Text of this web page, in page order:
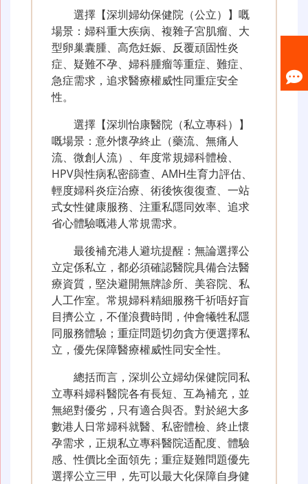
選擇【深圳婦幼保健院（公立）】嘅
場景：婦科重大疾病、複雜子宮肌瘤、大
型卵巢囊腫、高危妊娠、反覆頑固性炎
症、疑難不孕、婦科腫瘤等重症、難症、
急症需求，追求醫療權威性同重症安全
性。
選擇【深圳怡康醫院（私立專科）】
嘅場景：意外懷孕終止（藥流、無痛人
流、微創人流）、年度常規婦科體檢、
HPV與性病私密篩查、AMH生育力評估、
輕度婦科炎症治療、術後恢復復查、一站
式女性健康服務、注重私隱同效率、追求
省心體驗嘅港人常規需求。
最後補充港人避坑提醒：無論選擇公
立定係私立，都必須確認醫院具備合法醫
療資質，堅決避開無牌診所、美容院、私
人工作室。常規婦科精細服務千祈唔好盲
目擠公立，不僅浪費時間，仲會犧牲私隱
同服務體驗；重症問題切勿貪方便選擇私
立，優先保障醫療權威性同安全性。
總括而言，深圳公立婦幼保健院同私
立專科婦科醫院各有長短、互為補充，並
無絕對優劣，只有適合與否。對於絕大多
數港人日常婦科就醫、私密體檢、終止懷
孕需求，正規私立專科醫院适配度、體驗
感、性價比全面領先；重症疑難問題優先
選擇公立三甲，先可以最大化保障自身健